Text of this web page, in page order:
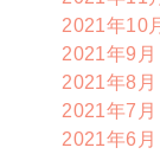
2021年10
2021年9月
2021年8月
2021年7月
2021年6月